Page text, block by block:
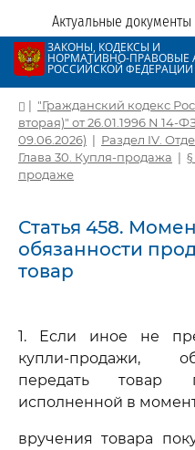
Актуальные
ЗАКОНЫ, КОДЕКСЫ И
НОРМАТИВНО-ПРАВОВЫЕ
РОССИЙСКОЙ ФЕДЕРАЦИИ
| "Гражданский кодекс
вторая)" от 26.01.1996 N 14-
09.06.2026) | Раздел IV.
Глава 30. Купля-продажа |
продаже
Статья 458.
обязанности
товар
1. Если иное не
купли-продажи,
передать товар
исполненной в
вручения товара